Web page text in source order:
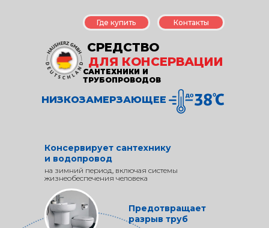
ДЛЯ КОНСЕРВАЦИИ
СРЕДСТВО
САНТЕХНИКИ И
ТРУБОПРОВОДОВ
НИЗКОЗАМЕРЗАЮЩЕЕ
Где купить Контакты
Консервирует сантехнику
и водопровод
на зимний период, включая системы
жизнеобеспечения человека
Предотвращает
разрыв труб